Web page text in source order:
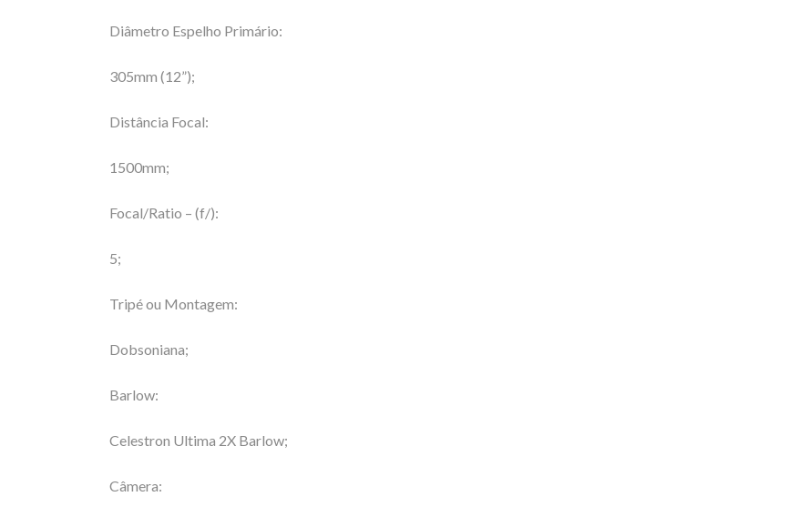
Diâmetro Espelho Primário:
305mm (12”);
Distância Focal:
1500mm;
Focal/Ratio – (f/):
5;
Tripé ou Montagem:
Dobsoniana;
Barlow:
Celestron Ultima 2X Barlow;
Câmera: